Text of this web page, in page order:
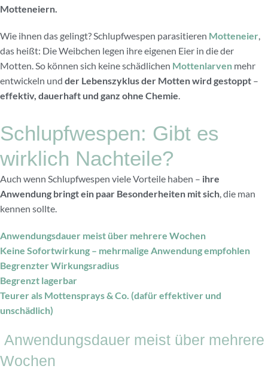
Motteneiern.
Wie ihnen das gelingt? Schlupfwespen parasitieren Motteneier,
das heißt: Die Weibchen legen ihre eigenen Eier in die der
Motten. So können sich keine schädlichen Mottenlarven mehr
entwickeln und der Lebenszyklus der Motten wird gestoppt –
effektiv, dauerhaft und ganz ohne Chemie.
Schlupfwespen: Gibt es
wirklich Nachteile?
Auch wenn Schlupfwespen viele Vorteile haben – ihre
Anwendung bringt ein paar Besonderheiten mit sich, die man
kennen sollte.
Anwendungsdauer meist über mehrere Wochen
Keine Sofortwirkung – mehrmalige Anwendung empfohlen
Begrenzter Wirkungsradius
Begrenzt lagerbar
Teurer als Mottensprays & Co. (dafür effektiver und
unschädlich)
Anwendungsdauer meist über mehrere
Wochen